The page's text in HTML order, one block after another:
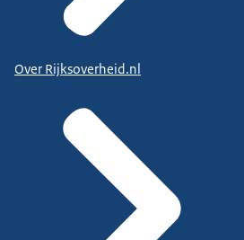
Over Rijksoverheid.nl